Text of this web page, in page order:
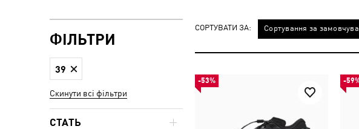
СОРТУВАТИ ЗА: Сортування за
-53% -
ФІЛЬТРИ
39
Скинути всі фільтри
СТАТЬ